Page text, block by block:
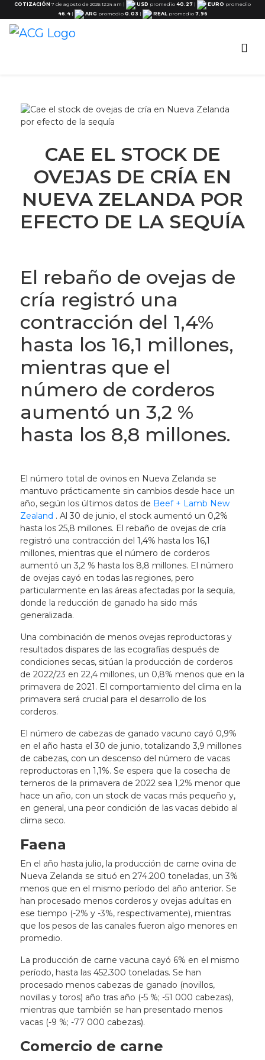
COTIZACIÓN 7 de agosto de 2026 12:24 am | USD promedio 40.27 | EURO promedio
46.4 | ARG promedio 0.03 | REALpromedio 7.96
CAE EL STOCK DE
OVEJAS DE CRÍA EN
NUEVA ZELANDA POR
EFECTO DE LA SEQUÍA
El rebaño de ovejas de
cría registró una
contracción del 1,4%
hasta los 16,1 millones,
mientras que el
número de corderos
aumentó un 3,2 %
hasta los 8,8 millones.
El número total de ovinos en Nueva Zelanda se
mantuvo prácticamente sin cambios desde hace un
año, según los últimos datos de Beef + Lamb New
Zealand . Al 30 de junio, el stock aumentó un 0,2%
hasta los 25,8 millones. El rebaño de ovejas de cría
registró una contracción del 1,4% hasta los 16,1
millones, mientras que el número de corderos
aumentó un 3,2 % hasta los 8,8 millones. El número
de ovejas cayó en todas las regiones, pero
particularmente en las áreas afectadas por la sequía,
donde la reducción de ganado ha sido más
generalizada.
Una combinación de menos ovejas reproductoras y
resultados dispares de las ecografías después de
condiciones secas, sitúan la producción de corderos
de 2022/23 en 22,4 millones, un 0,8% menos que en la
primavera de 2021. El comportamiento del clima en la
primavera será crucial para el desarrollo de los
corderos.
El número de cabezas de ganado vacuno cayó 0,9%
en el año hasta el 30 de junio, totalizando 3,9 millones
de cabezas, con un descenso del número de vacas
reproductoras en 1,1%. Se espera que la cosecha de
terneros de la primavera de 2022 sea 1,2% menor que
hace un año, con un stock de vacas más pequeño y,
en general, una peor condición de las vacas debido al
clima seco.
Faena
En el año hasta julio, la producción de carne ovina de
Nueva Zelanda se situó en 274.200 toneladas, un 3%
menos que en el mismo período del año anterior. Se
han procesado menos corderos y ovejas adultas en
ese tiempo (-2% y -3%, respectivamente), mientras
que los pesos de las canales fueron algo menores en
promedio.
La producción de carne vacuna cayó 6% en el mismo
período, hasta las 452.300 toneladas. Se han
procesado menos cabezas de ganado (novillos,
novillas y toros) año tras año (-5 %; -51 000 cabezas),
mientras que también se han presentado menos
vacas (-9 %; -77 000 cabezas).
Comercio de carne